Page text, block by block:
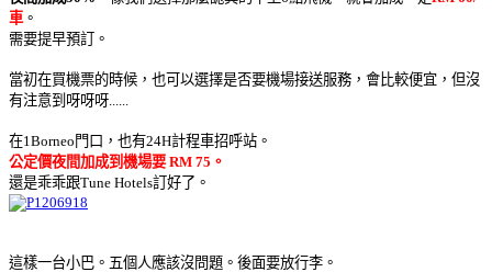
車。
需要提早預訂。
當初在買機票的時候，也可以選擇是否要機場接送服務，會比較便宜，但沒
有注意到呀呀呀......
在1Borneo門口，也有24H計程車招呼站。
公定價夜間加成到機場要 RM 75。
還是乖乖跟Tune Hotels訂好了。
這樣一台小巴。五個人應該沒問題。後面要放行李。